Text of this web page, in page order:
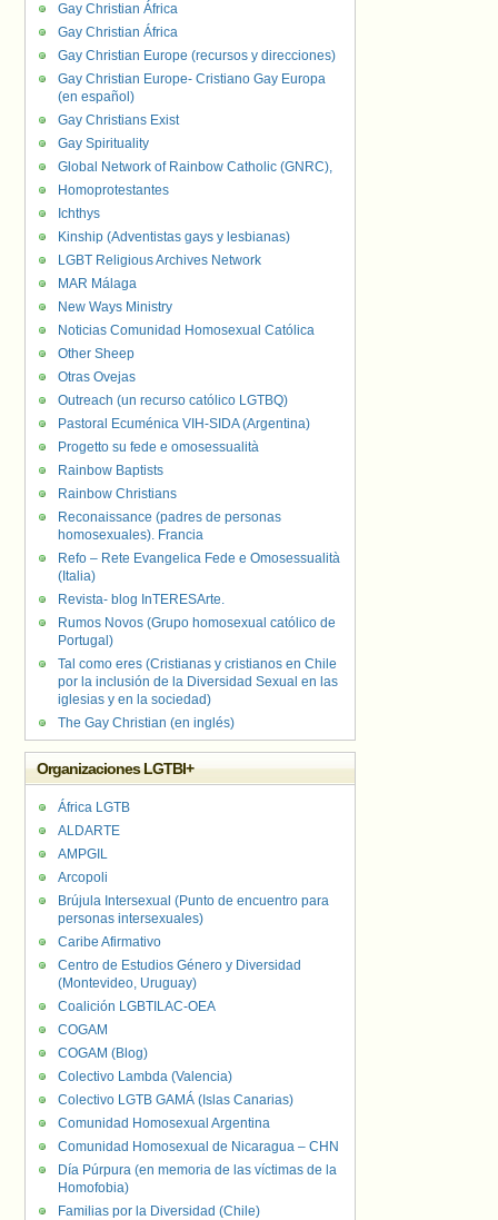
Gay Christian África
Gay Christian África
Gay Christian Europe (recursos y direcciones)
Gay Christian Europe- Cristiano Gay Europa
(en español)
Gay Christians Exist
Gay Spirituality
Global Network of Rainbow Catholic (GNRC),
Homoprotestantes
Ichthys
Kinship (Adventistas gays y lesbianas)
LGBT Religious Archives Network
MAR Málaga
New Ways Ministry
Noticias Comunidad Homosexual Católica
Other Sheep
Otras Ovejas
Outreach (un recurso católico LGTBQ)
Pastoral Ecuménica VIH-SIDA (Argentina)
Progetto su fede e omosessualità
Rainbow Baptists
Rainbow Christians
Reconaissance (padres de personas
homosexuales). Francia
Refo – Rete Evangelica Fede e Omosessualità
(Italia)
Revista- blog InTERESArte.
Rumos Novos (Grupo homosexual católico de
Portugal)
Tal como eres (Cristianas y cristianos en Chile
por la inclusión de la Diversidad Sexual en las
iglesias y en la sociedad)
The Gay Christian (en inglés)
Organizaciones LGTBI+
África LGTB
ALDARTE
AMPGIL
Arcopoli
Brújula Intersexual (Punto de encuentro para
personas intersexuales)
Caribe Afirmativo
Centro de Estudios Género y Diversidad
(Montevideo, Uruguay)
Coalición LGBTILAC-OEA
COGAM
COGAM (Blog)
Colectivo Lambda (Valencia)
Colectivo LGTB GAMÁ (Islas Canarias)
Comunidad Homosexual Argentina
Comunidad Homosexual de Nicaragua – CHN
Día Púrpura (en memoria de las víctimas de la
Homofobia)
Familias por la Diversidad (Chile)